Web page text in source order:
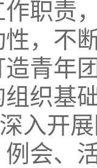
职责
，不
青年
织基
入开
会、